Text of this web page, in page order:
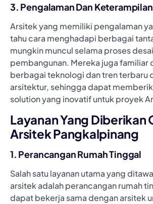
3. Pengalaman Dan Keterampilan
Arsitek yang memiliki pengalaman
tahu cara menghadapi berbagai
mungkin muncul selama proses
pembangunan. Mereka juga familiar
berbagai teknologi dan tren terbaru
arsitektur, sehingga dapat
solution yang inovatif untuk proyek
Layanan Yang Diberikan
Arsitek Pangkalpinang
1. Perancangan Rumah Tinggal
Salah satu layanan utama yang
arsitek adalah perancangan rumah
dapat bekerja sama dengan arsitek